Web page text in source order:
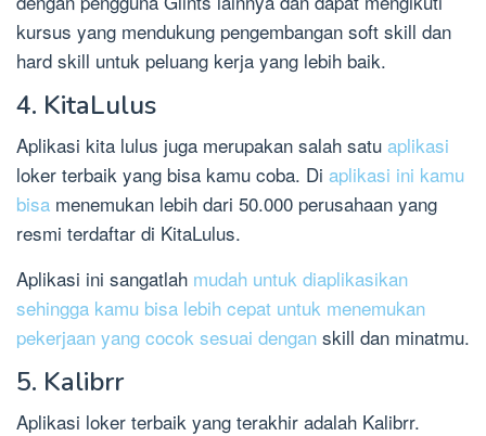
kursus yang mendukung pengembangan soft skill dan
hard skill untuk peluang kerja yang lebih baik.
4. KitaLulus
Aplikasi kita lulus juga merupakan salah satu aplikasi
loker terbaik yang bisa kamu coba. Di aplikasi ini kamu
bisa menemukan lebih dari 50.000 perusahaan yang
resmi terdaftar di KitaLulus.
Aplikasi ini sangatlah mudah untuk diaplikasikan
sehingga kamu bisa lebih cepat untuk menemukan
pekerjaan yang cocok sesuai dengan skill dan minatmu.
5. Kalibrr
Aplikasi loker terbaik yang terakhir adalah Kalibrr.